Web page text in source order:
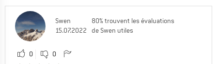
Swen
15.07.2022
80% trouvent les évaluations
de Swen utiles
0 0